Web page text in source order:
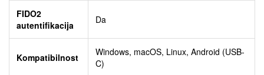
FIDO2
autentifikacija
Da
Kompatibilnost
Windows, macOS, Linux, Android (USB-
C)